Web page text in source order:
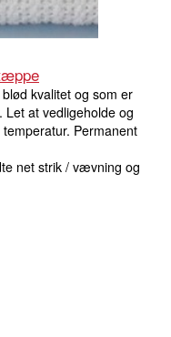
kvalitet og som er
at vedligeholde og
Permanent
net strik / vævning og